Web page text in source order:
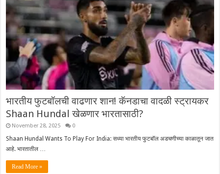
भारतीय फुटबॉलची वाढणार शान! कॅनडाचा वादळी स्ट्रायकर
Shaan Hundal खेळणार भारतासाठी?
November 28, 2025 0
Shaan Hundal Wants To Play For India: सध्या भारतीय फुटबॉल अडचणीच्या काळातून जात
आहे. भारतातील …
Read More »